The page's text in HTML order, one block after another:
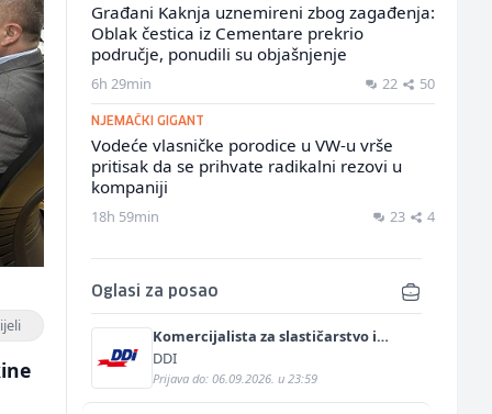
Građani Kaknja uznemireni zbog zagađenja:
Oblak čestica iz Cementare prekrio
područje, ponudili su objašnjenje
6h 29min 22 50
NJEMAČKI GIGANT
Vodeće vlasničke porodice u VW-u vrše
pritisak da se prihvate radikalni rezovi u
kompaniji
18h 59min 23 4
Oglasi za posao
Komercijalista za slastičarstvo i
pekarstvo (m/ž)
DDI
Prijava do: 06.09.2026. u 23:59